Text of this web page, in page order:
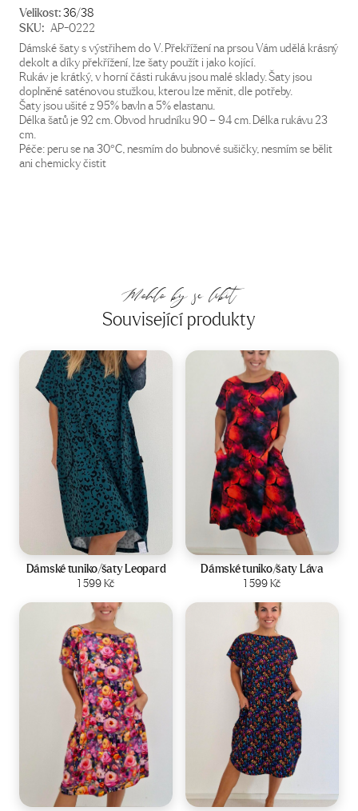
Velikost:36/38
SKU: AP-0222
Dámské šaty s výstřihem do V. Překřížení na prsou Vám udělá krásný
dekolt a díky překřížení, lze šaty použít i jako kojící.
Rukáv je krátký, v horní části rukávu jsou malé sklady. Šaty jsou
doplněné saténovou stužkou, kterou lze měnit, dle potřeby.
Šaty jsou ušité z 95% bavln a 5% elastanu.
Délka šatů je 92 cm. Obvod hrudníku 90 – 94 cm. Délka rukávu 23
cm.
Péče: peru se na 30°C, nesmím do bubnové sušičky, nesmím se bělit
ani chemicky čistit
Mohlo by se líbit
Související produkty
Velikost:44-50
Dámské tuniko/šaty Leopard
1 599Kč
Zobrazit produkt
Velikost: 44-50
Dámské tuniko/šaty Láva
1 599Kč
Zobrazit produkt
Velikost:44-50 Velikost:44-50